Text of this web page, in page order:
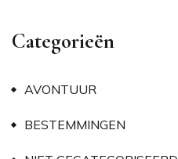
Categorieën
AVONTUUR
BESTEMMINGEN